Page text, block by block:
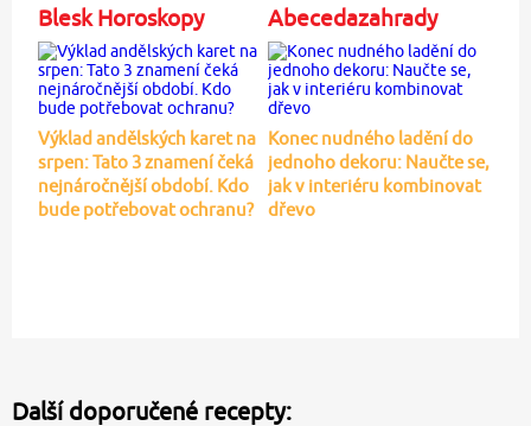
Blesk Horoskopy
Výklad andělských karet na
srpen: Tato 3 znamení čeká
nejnáročnější období. Kdo
bude potřebovat ochranu?
Abecedazahrady
Konec nudného ladění do
jednoho dekoru: Naučte se,
jak v interiéru kombinovat
dřevo
Další doporučené recepty: